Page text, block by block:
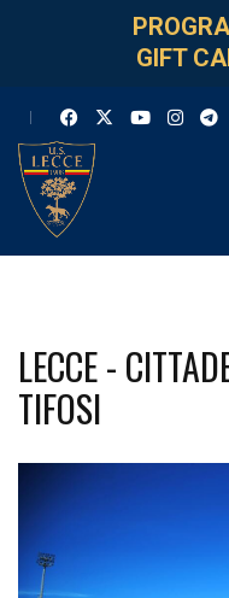
GIFT
LECCE -
TIFOSI